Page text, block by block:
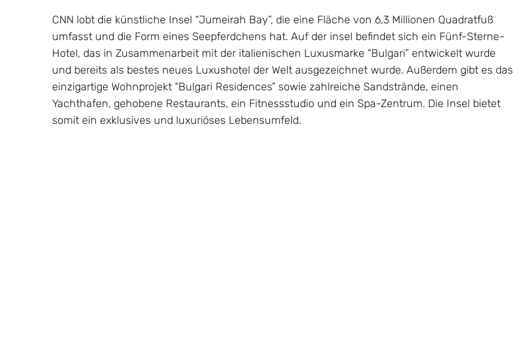
CNN lobt die künstliche Insel “Jumeirah Bay”, die eine Fläche von 6,3 Millionen Quadratfuß
umfasst und die Form eines Seepferdchens hat. Auf der insel befindet sich ein Fünf-Sterne-
Hotel, das in Zusammenarbeit mit der italienischen Luxusmarke “Bulgari” entwickelt wurde
und bereits als bestes neues Luxushotel der Welt ausgezeichnet wurde. Außerdem gibt es das
einzigartige Wohnprojekt “Bulgari Residences” sowie zahlreiche Sandstrände, einen
Yachthafen, gehobene Restaurants, ein Fitnessstudio und ein Spa-Zentrum. Die Insel bietet
somit ein exklusives und luxuriöses Lebensumfeld.